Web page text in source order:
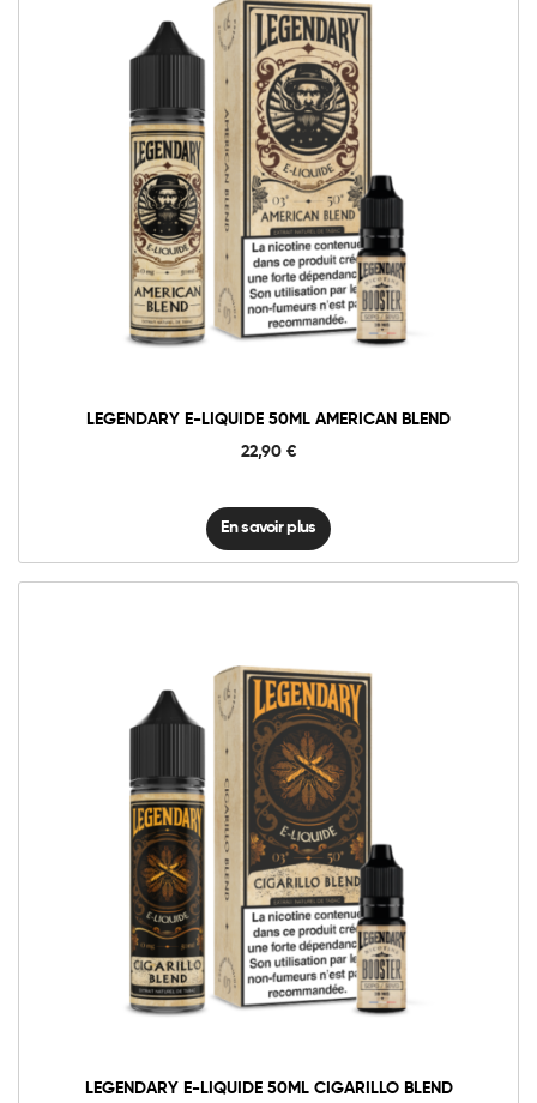
LEGENDARY E-LIQUIDE 50ML AMERICAN BLEND
22,90 €
En savoir plus
LEGENDARY E-LIQUIDE 50ML CIGARILLO BLEND